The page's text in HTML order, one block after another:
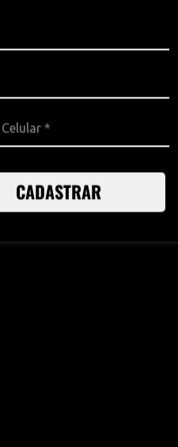
CADASTRAR
CONFIRA O VÍDEO